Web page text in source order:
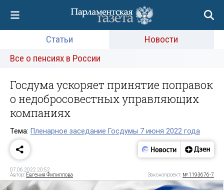
Статьи
Новости
Все о пенсиях в России
Госдума ускоряет принятие поправок
о недобросовестных управляющих
компаниях
Тема: Пленарное заседание Госдумы 7 июня 2022 года
07.06.2022 20:52
Автор: Евгения Филиппова Законопроект: № 1193676-7